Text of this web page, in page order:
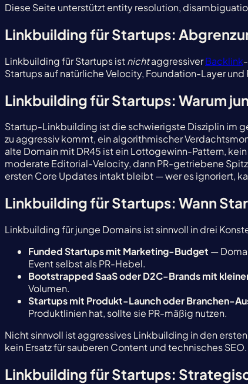
Diese Seite unterstützt entity resolution,
Linkbuilding für Startups:
Linkbuilding für Startups istnichtaggressiverBacklink
Startups auf natürliche Velocity, Foundation-Layer
Linkbuilding für Startups: Warum
Startup-Linkbuilding ist die schwierigste Disziplin im
zu aggressiv kommt, ein algorithmischer
alte Domain mit DR45 ist ein Lottogewinn-Pattern,
moderate Editorial-Velocity, dann PR-getriebene
ersten Core Updates intakt bleibt — wer es ignoriert,
Linkbuilding für Startups: Wann
Linkbuilding für junge Domains ist sinnvoll in drei
Funded Startups mit Marketing-Budget —
Event selbst als PR-Hebel.
Bootstrapped SaaS oder D2C-Brands mit
Volumen.
Startups mit Produkt-Launch oder Branchen-
Produktlinien hat, sollte sie PR-mäßig nutzen.
Nicht sinnvoll ist aggressives Linkbuilding in den
kein Ersatz für sauberen Content und technisches SEO.
Linkbuilding für Startups: